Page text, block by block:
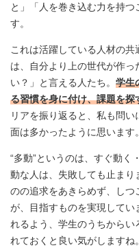
と」「人を巻き込む力を持
す。
これは活躍している人材の
は、自分より上の世代が作
い？」と言える人たち。 学生
る習慣を身に付け、課題を
リアを振り返ると、私も問
面は多かったように思います。
“多動”というのは、すぐ動く
動な人は、失敗しても止まり
のの追求をあきらめず、し
が、目指すものを実現してい
れるよう、学生のうちから
れておくと良い気がしますね。